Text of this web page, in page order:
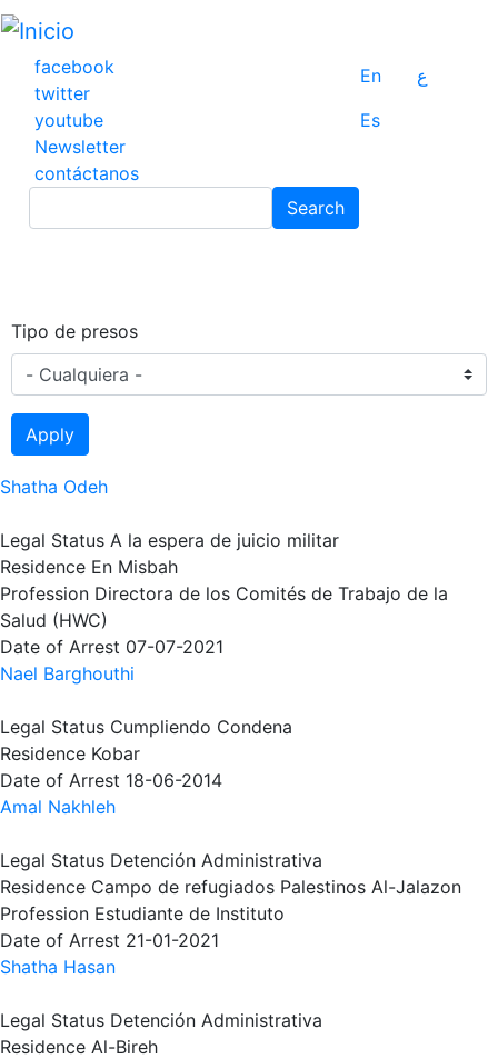
Pasar
contenido
principal
facebook
twitter
youtube
Newsletter
contáctanos
En
ع
Es
Search
Tipo de presos
Apply
Shatha Odeh
Legal Status A la espera de juicio militar
Residence En Misbah
Profession Directora de los Comités de Trabajo de la
Salud (HWC)
Date of Arrest 07-07-2021
Nael Barghouthi
Legal Status Cumpliendo Condena
Residence Kobar
Date of Arrest 18-06-2014
Amal Nakhleh
Legal Status Detención Administrativa
Residence Campo de refugiados Palestinos Al-Jalazon
Profession Estudiante de Instituto
Date of Arrest 21-01-2021
Shatha Hasan
Legal Status Detención Administrativa
Residence Al-Bireh